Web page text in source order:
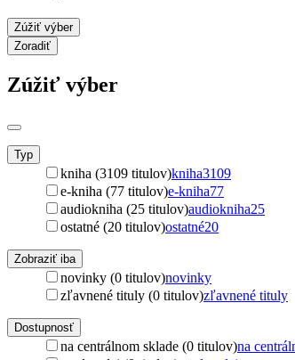
Zúžiť výber
Zoradiť
Zúžiť výber
Typ
kniha (3109 titulov)kniha3109
e-kniha (77 titulov)e-kniha77
audiokniha (25 titulov)audiokniha25
ostatné (20 titulov)ostatné20
Zobraziť iba
novinky (0 titulov)novinky
zľavnené tituly (0 titulov)zľavnené tituly
Dostupnosť
na centrálnom sklade (0 titulov)na